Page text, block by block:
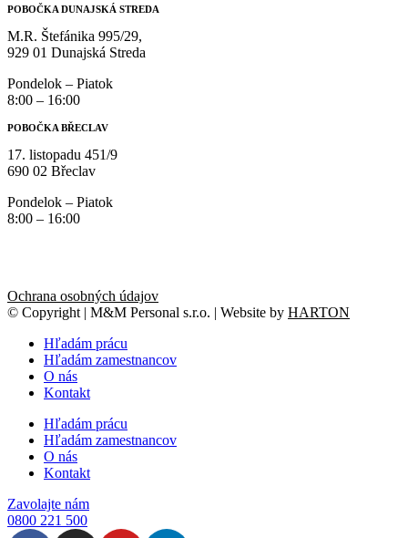
POBOČKA DUNAJSKÁ STREDA
M.R. Štefánika 995/29,
929 01 Dunajská Streda
Pondelok – Piatok
8:00 – 16:00
POBOČKA BŘECLAV
17. listopadu 451/9
690 02 Břeclav
Pondelok – Piatok
8:00 – 16:00
Ochrana osobných údajov
© Copyright | M&M Personal s.r.o. | Website by HARTON
Hľadám prácu
Hľadám zamestnancov
O nás
Kontakt
Hľadám prácu
Hľadám zamestnancov
O nás
Kontakt
Zavolajte nám
0800 221 500